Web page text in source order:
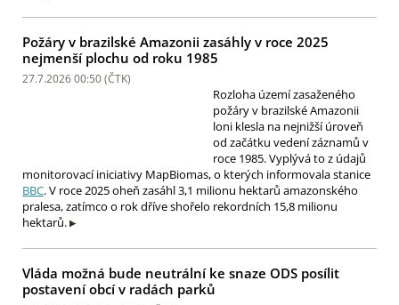
Požáry v brazilské Amazonii zasáhly v roce 2025
nejmenší plochu od roku 1985
27.7.2026 00:50 (ČTK)
Rozloha území zasaženého
požáry v brazilské Amazonii
loni klesla na nejnižší úroveň
od začátku vedení záznamů v
roce 1985. Vyplývá to z údajů
monitorovací iniciativy MapBiomas, o kterých informovala stanice
BBC. V roce 2025 oheň zasáhl 3,1 milionu hektarů amazonského
pralesa, zatímco o rok dříve shořelo rekordních 15,8 milionu
hektarů.
Vláda možná bude neutrální ke snaze ODS posílit
postavení obcí v radách parků